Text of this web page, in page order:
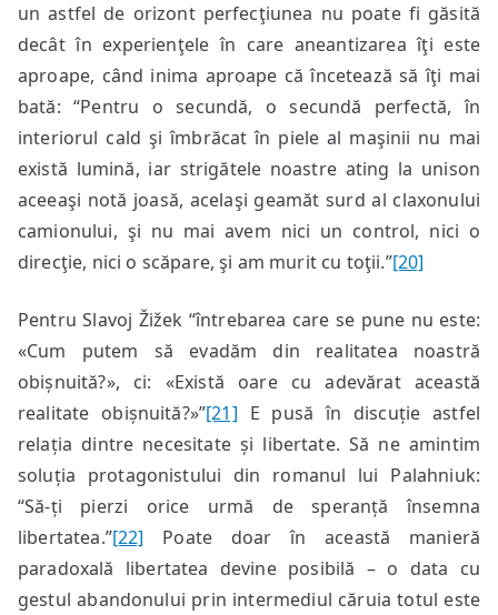
un astfel de orizont perfecţiunea nu poate fi găsită
decât în experienţele în care aneantizarea îţi este
aproape, când inima aproape că încetează să îţi mai
bată: “Pentru o secundă, o secundă perfectă, în
interiorul cald şi îmbrăcat în piele al maşinii nu mai
există lumină, iar strigătele noastre ating la unison
aceeaşi notă joasă, acelaşi geamăt surd al claxonului
camionului, şi nu mai avem nici un control, nici o
direcţie, nici o scăpare, şi am murit cu toţii.”[20]
Pentru Slavoj Žižek “întrebarea care se pune nu este:
«Cum putem să evadăm din realitatea noastră
obișnuită?», ci: «Există oare cu adevărat această
realitate obișnuită?»”[21] E pusă în discuție astfel
relația dintre necesitate și libertate. Să ne amintim
soluția protagonistului din romanul lui Palahniuk:
“Să-ți pierzi orice urmă de speranță însemna
libertatea.”[22] Poate doar în această manieră
paradoxală libertatea devine posibilă – o data cu
gestul abandonului prin intermediul căruia totul este